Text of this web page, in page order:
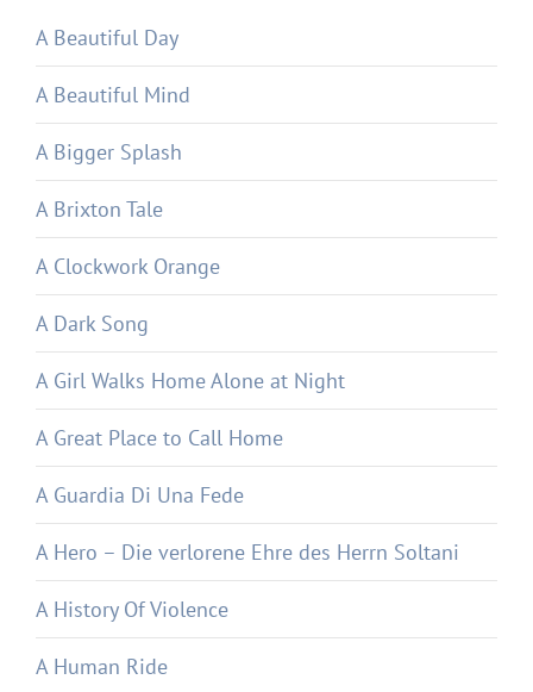
A Beautiful Day
A Beautiful Mind
A Bigger Splash
A Brixton Tale
A Clockwork Orange
A Dark Song
A Girl Walks Home Alone at Night
A Great Place to Call Home
A Guardia Di Una Fede
A Hero – Die verlorene Ehre des Herrn Soltani
A History Of Violence
A Human Ride